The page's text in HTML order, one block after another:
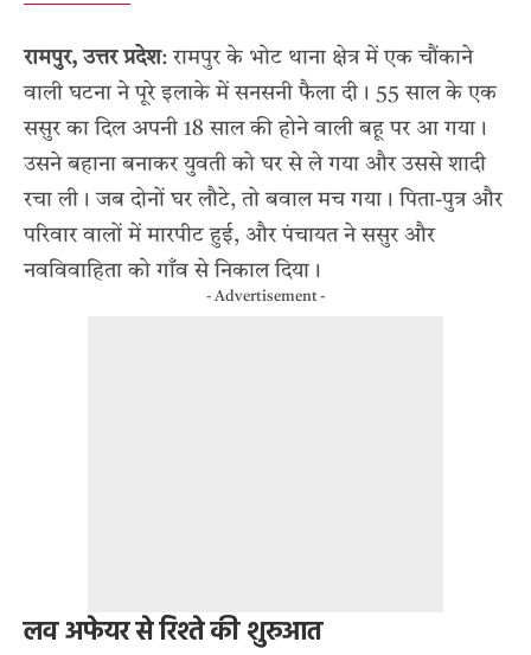
रामपुर, उत्तर प्रदेश: रामपुर के भोट थाना क्षेत्र में एक चौंकाने
वाली घटना ने पूरे इलाके में सनसनी फैला दी। 55 साल के एक
ससुर का दिल अपनी 18 साल की होने वाली बहू पर आ गया।
उसने बहाना बनाकर युवती को घर से ले गया और उससे शादी
रचा ली। जब दोनों घर लौटे, तो बवाल मच गया। पिता-पुत्र और
परिवार वालों में मारपीट हुई, और पंचायत ने ससुर और
नवविवाहिता को गाँव से निकाल दिया।
- Advertisement -
लव अफेयर से रिश्ते की शुरुआत